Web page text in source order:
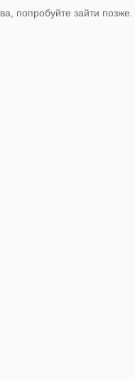
попробуйте зайти позже.